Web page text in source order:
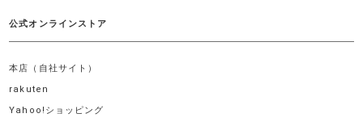
公式オンラインストア
本店（自社サイト）
rakuten
Yahoo!ショッピング